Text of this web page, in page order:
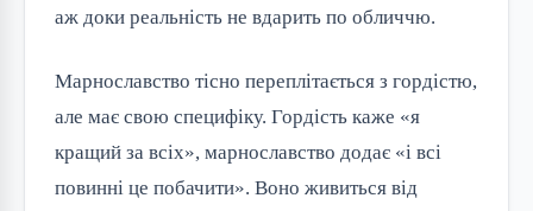
аж доки реальність не вдарить по обличчю.
Марнославство тісно переплітається з гордістю,
але має свою специфіку. Гордість каже «я
кращий за всіх», марнославство додає «і всі
повинні це побачити». Воно живиться від